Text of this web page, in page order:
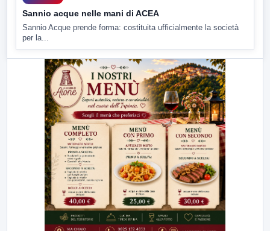
Sannio acque nelle mani di ACEA
Sannio Acque prende forma: costituita ufficialmente la società
per la...